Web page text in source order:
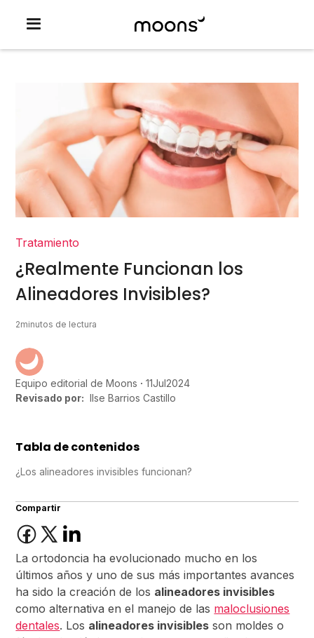
Tratamiento
¿Realmente Funcionan los
Alineadores Invisibles?
2minutos de lectura
Equipo editorial de Moons 11Jul2024
Revisado por: Ilse Barrios Castillo
Tabla de contenidos
¿Los alineadores invisibles funcionan?
Compartir
La ortodoncia ha evolucionado mucho en los
últimos años y uno de sus más importantes avances
ha sido la creación de los alineadores invisibles
como alternativa en el manejo de las maloclusiones
dentales. Los alineadores invisibles son moldes o